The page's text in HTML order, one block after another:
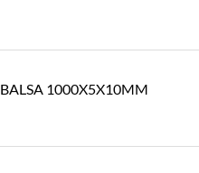
1000X5X10MM